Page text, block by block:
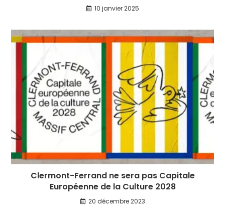
10 janvier 2025
Clermont-Ferrand ne sera pas Capitale
Européenne de la Culture 2028
20 décembre 2023